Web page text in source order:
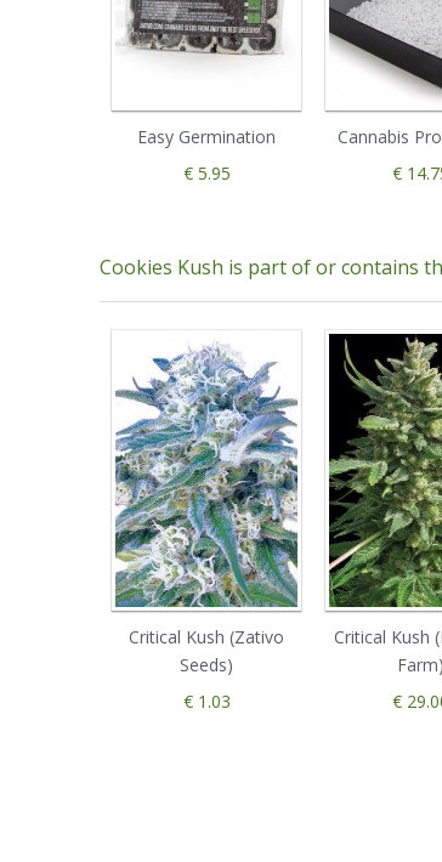
Easy Germination
€ 5.95
Cannabis
€
Cookies Kush is part of or contains
Critical Kush (Zativo
Seeds)
€ 1.03
Critical Kush
Farm)
€